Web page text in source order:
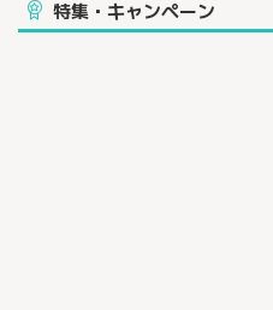
・快適・快速！ストレスフリー！
特集・キャンペーン